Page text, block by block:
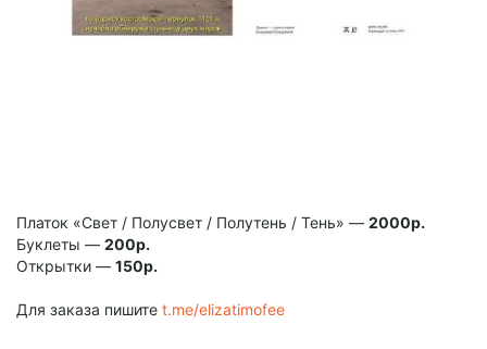
Платок «Свет / Полусвет / Полутень / Тень» — 2000р.
Буклеты — 200р.
Открытки — 150р.
Для заказа пишите t.me/elizatimofee